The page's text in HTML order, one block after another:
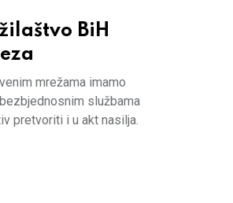
BiH
mrežama imamo
službama
pretvoriti i u akt nasilja.